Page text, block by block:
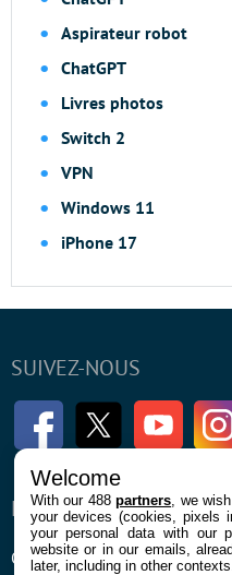
Aspirateur robot
ChatGPT
Livres photos
Switch 2
VPN
Windows 11
iPhone 17
SUIVEZ-NOUS
FacebookTwitter
ENTREPRISE
Qui sommes nous
Welcome
With our 488partners , we
your devices (cookies, pixels
your personal data with our
website or in our emails,
later, including in other contexts.